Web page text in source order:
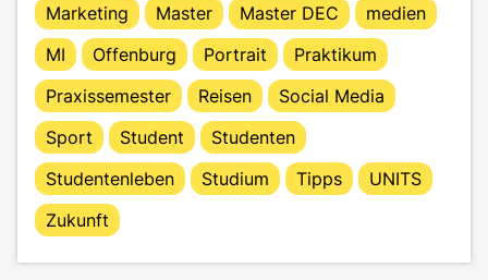
Marketing
Master Master DEC
medien
MI
Offenburg Portrait
Praktikum
Praxissemester
Reisen
Social Media
Sport
Student
Studenten
Studentenleben
Studium Tipps
UNITS
Zukunft